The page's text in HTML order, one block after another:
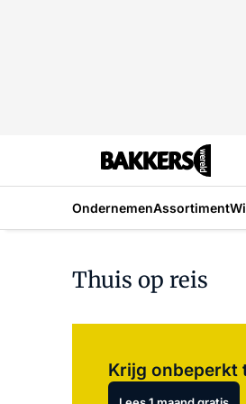
OndernemenAssortiment
Thuis op reis
Krijg onbeperkt